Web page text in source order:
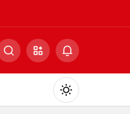
Mod
değiştir